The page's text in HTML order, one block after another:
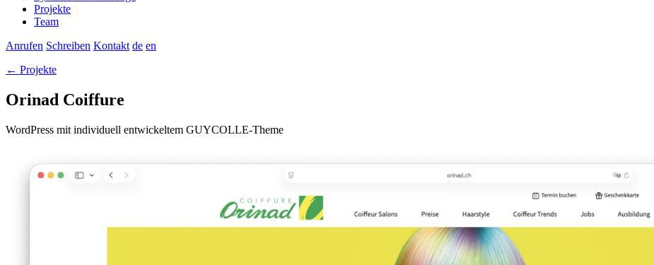
Projekte
Team
Anrufen Schreiben Kontakt de en
← Projekte
Orinad Coiffure
WordPress mit individuell entwickeltem GUYCOLLE-Theme